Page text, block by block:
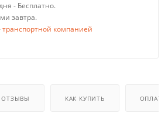
- Бесплатно.
завтра.
транспортной компанией
ОТЗЫВЫ КАК КУПИТЬ ОПЛАТА